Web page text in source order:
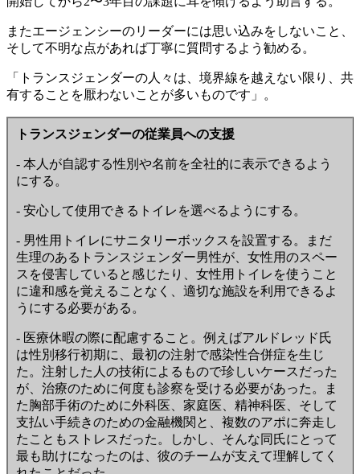
またエージェンシーのリーダーには思い込みをしないこと、
そして不明な点があれば丁寧に質問するよう勧める。
「トランスジェンダーの人々は、境界線を越えない限り、共
有することを厭わないことが多いものです」。
トランスジェンダーの従業員への支援
- 本人が自認する性別や名前を全社的に表示できるよう
にする。
- 安心して使用できるトイレを選べるようにする。
- 男性用トイレにサニタリーボックスを設置する。まだ
生理のあるトランスジェンダー男性が、女性用のスペー
スを侵害していると感じたり、女性用トイレを使うこと
に違和感を覚えることなく、適切な施設を利用できるよ
うにする必要がある。
- 医療休暇の際に配慮すること。例えばアルドレッド氏
は性別移行初期に、最初の注射で感染性合併症を生じ
た。注射した人の技術によるもので珍しいケースだった
が、治療のために何度も診察を受ける必要があった。ま
た胸部手術のために外科医、家庭医、精神科医、そして
支払い手続きのための金融機関と、複数のアポに奔走し
たこともストレスだった。しかし、そんな同氏にとって
最も助けになったのは、彼のチームが支えて理解してく